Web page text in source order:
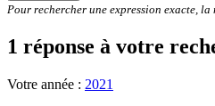
Pour rechercher une expression exacte,
1 réponse à votre
Votre année : 2021